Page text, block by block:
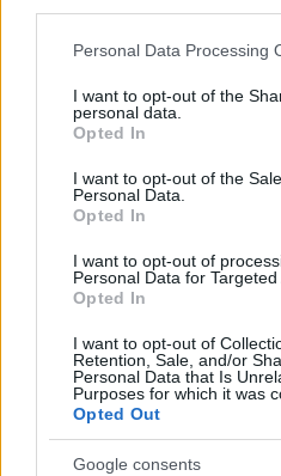
Please note that this website/
not limited to your visit or
grant or deny consent to
use your data for below
consent section.
Personal Data Processing
I want to opt-out of the
personal data.
Opted In
I want to opt-out of the
Personal Data.
Opted In
I want to opt-out of
Personal Data for Targeted
Opted In
I want to opt-out of
Retention, Sale, and/or
Personal Data that Is
Purposes for which it was
Opted Out
Google consents